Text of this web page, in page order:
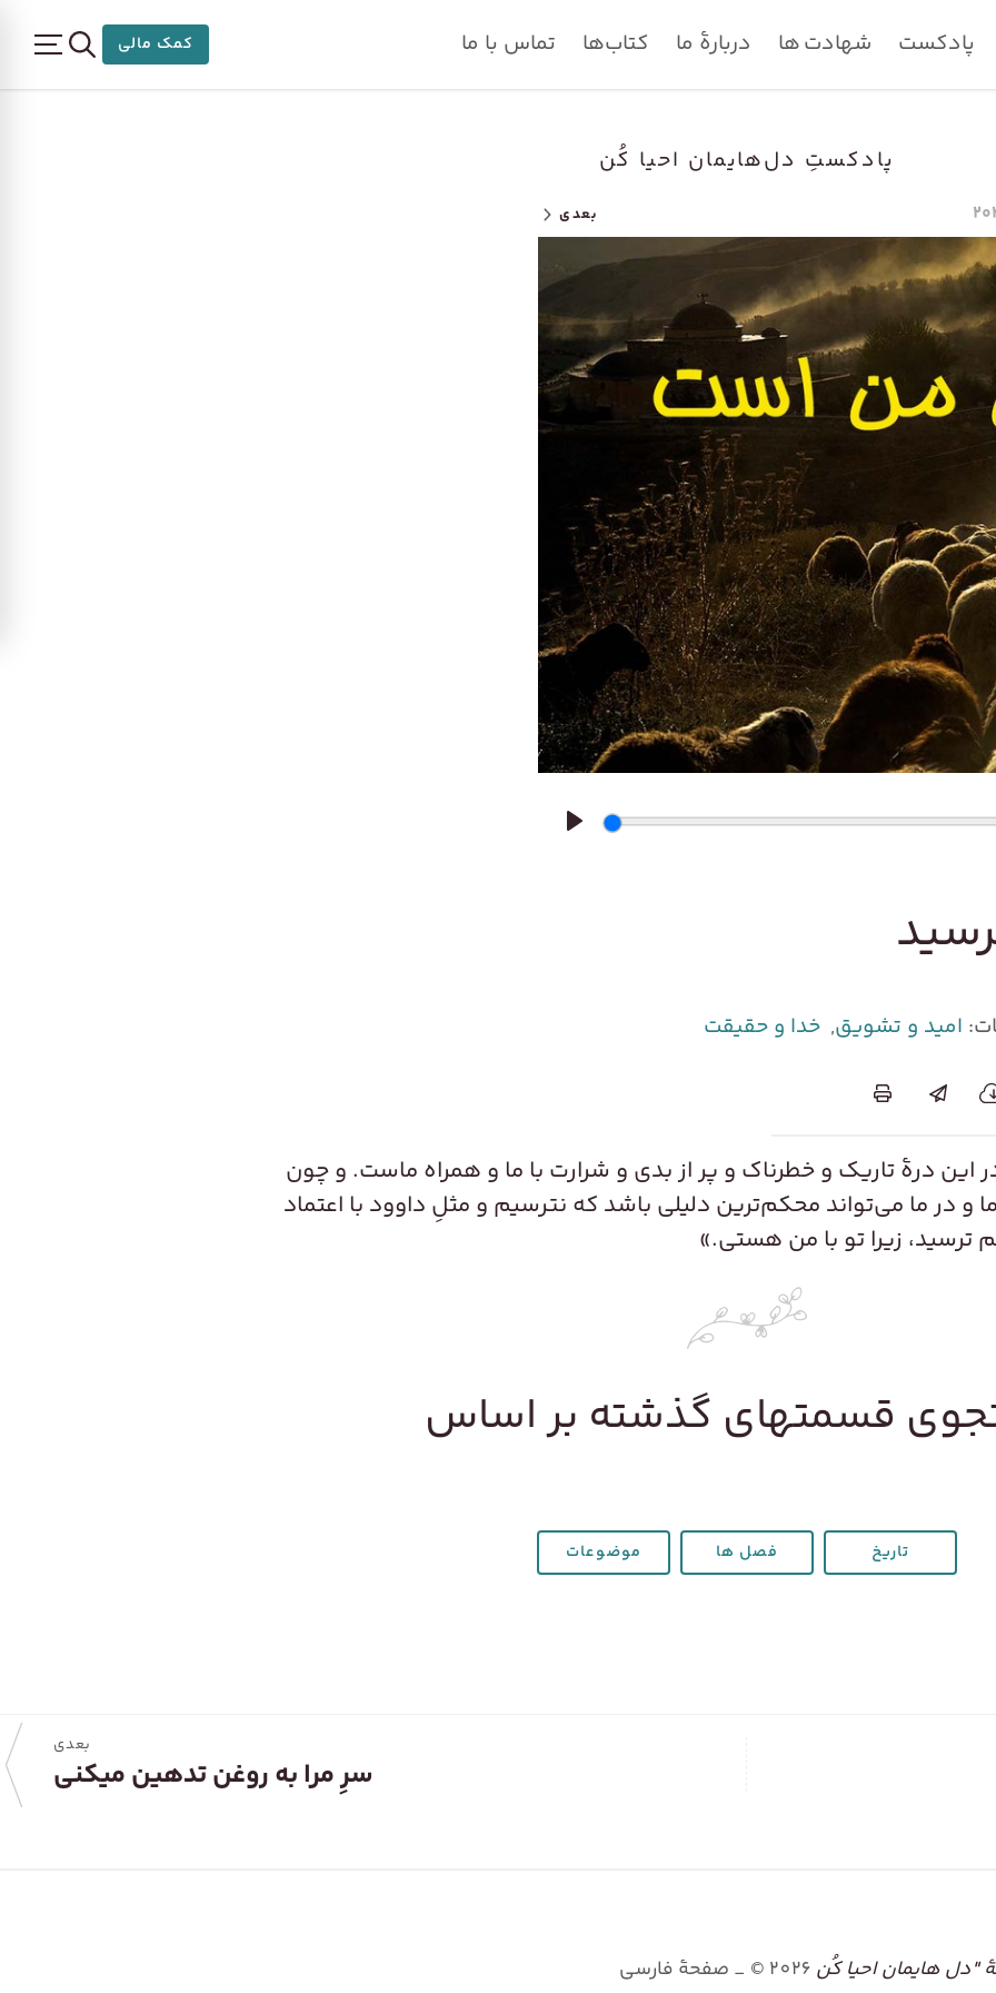
پادکست شهادت ها دربارۀ ما کتاب‌ها تماس با ما کمک مالی
پادکستِ دل‌هایمان احیا کُن
بعدی
Play
امید و تشویق,خدا و حقیقت
این درۀ تاریک و خطرناک و پر از بدی و شرارت با ما و همراه ماست. و چون
و در ما می‌تواند محکم‌ترین دلیلی باشد که نترسیم و مثلِ داوود با اعتماد
ترسید، زیرا تو با من هستی.»
قسمتهای گذشته بر اساس
تاریخ فصل ها موضوعات
بعدی
سرِ مرا به روغن تدهین میکنی
هایمان احیا کُن 2026
© _ صفحۀ فارسی